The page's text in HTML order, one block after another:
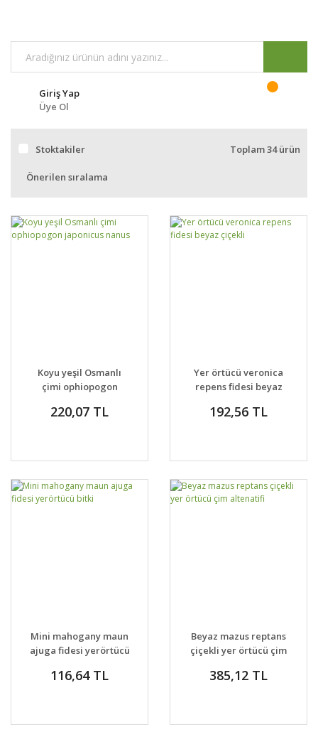
Giriş Yap
Üye Ol
Stoktakiler Toplam 34 ürün
Koyu yeşil Osmanlı
çimi ophiopogon
220,07 TL
Yer örtücü veronica
repens fidesi beyaz
192,56 TL
Mini mahogany maun
ajuga fidesi yerörtücü
116,64 TL
Beyaz mazus reptans
çiçekli yer örtücü çim
385,12 TL